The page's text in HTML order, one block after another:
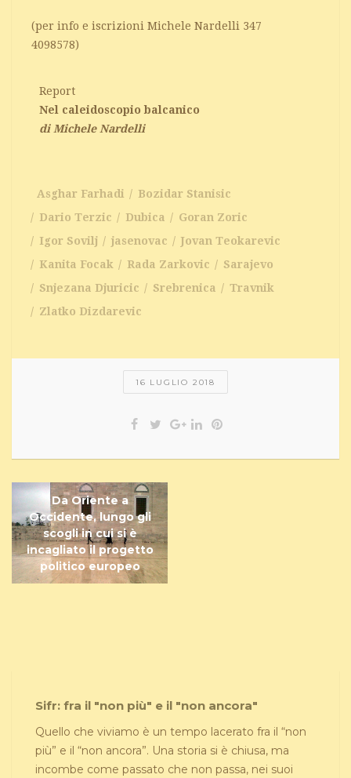
(per info e iscrizioni Michele Nardelli 347
4098578)
Report
Nel caleidoscopio balcanico
di Michele Nardelli
Asghar Farhadi
Bozidar Stanisic
Dario Terzic
Dubica
Goran Zoric
Igor Sovilj
jasenovac
Jovan Teokarevic
Kanita Focak
Rada Zarkovic
Sarajevo
Snjezana Djuricic
Srebrenica
Travnik
Zlatko Dizdarevic
16 LUGLIO 2018
Da Oriente a
Occidente, lungo gli
scogli in cui si è
incagliato il progetto
politico europeo
Sifr: fra il "non più" e il "non ancora"
Quello che viviamo è un tempo lacerato fra il “non
più” e il “non ancora”. Una storia si è chiusa, ma
incombe come passato che non passa, nei suoi